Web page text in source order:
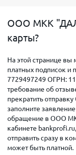
ООО МКК
карты?
На этой странице вы
платных подписок
7729497249 ОГРН:
требование об
прекратить
заполните
обращение в ООО
кабинете
отправить сразу в
может быть платной.